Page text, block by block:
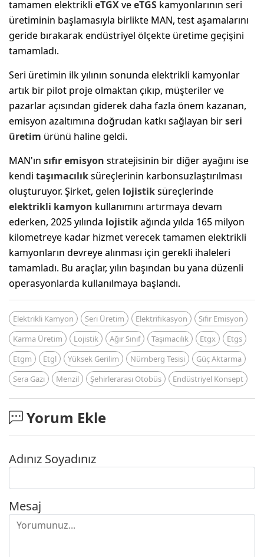
tamamen elektrikli eTGXveeTGS kamyonlarının seri
üretiminin başlamasıyla birlikte MAN, test aşamalarını
geride bırakarak endüstriyel ölçekte üretime geçişini
tamamladı.
Seri üretimin ilk yılının sonunda elektrikli kamyonlar
artık bir pilot proje olmaktan çıkıp, müşteriler ve
pazarlar açısından giderek daha fazla önem kazanan,
emisyon azaltımına doğrudan katkı sağlayan birseri
üretim ürünü haline geldi.
MAN'ın sıfır emisyon stratejisinin bir diğer ayağını ise
kendi taşımacılıksüreçlerinin karbonsuzlaştırılması
oluşturuyor. Şirket, gelen lojistiksüreçlerinde
elektrikli kamyon kullanımını artırmaya devam
ederken, 2025 yılında lojistikağında yılda 165 milyon
kilometreye kadar hizmet verecek tamamen elektrikli
kamyonların devreye alınması için gerekli ihaleleri
tamamladı. Bu araçlar, yılın başından bu yana düzenli
operasyonlarda kullanılmaya başlandı.
Elektrikli Kamyon Seri Üretim Elektrifikasyon
Sıfır Emisyon
Karma Üretim
Lojistik Ağır Sınıf Taşımacılık Etgx
Etgs
Etgm
Etgl Yüksek Gerilim Nürnberg Tesisi
Güç Aktarma
Sera Gazı
Menzil Şehirlerarası Otobüs Endüstriyel Konsept
Yorum Ekle
Adınız Soyadınız
Mesaj